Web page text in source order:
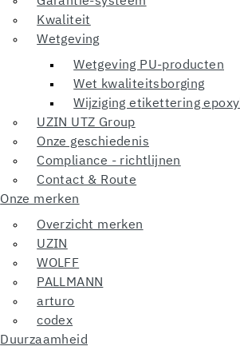
Kwaliteit
Wetgeving
Wetgeving PU-producten
Wet kwaliteitsborging
Wijziging etikettering
UZIN UTZ Group
Onze geschiedenis
Compliance - richtlijnen
Contact & Route
Onze merken
Overzicht merken
UZIN
WOLFF
PALLMANN
arturo
codex
Duurzaamheid